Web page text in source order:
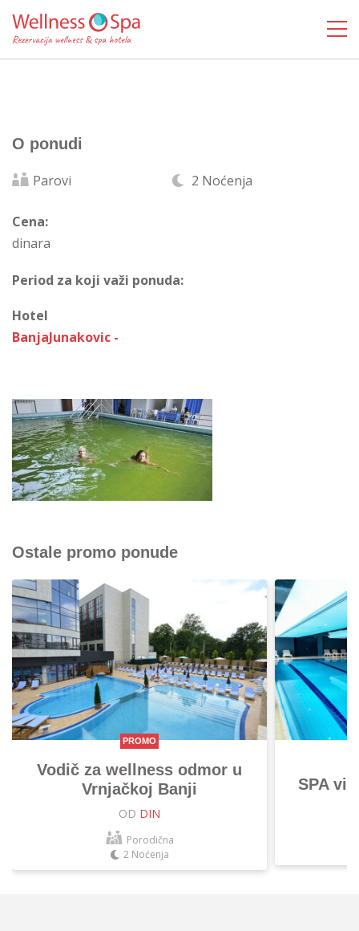
O ponudi
Parovi 2 Noćenja
Cena:
dinara
Period za koji važi ponuda:
Hotel
BanjaJunakovic -
Ostale promo ponude
PROMO
Vodič za wellness odmor u
Vrnjačkoj Banji
OD DIN
Porodična
2 Noćenja
SPA